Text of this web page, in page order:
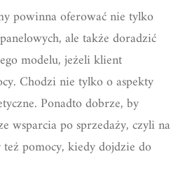
powinna oferować nie tylko
ale także doradzić
modelu, jeżeli klient
Chodzi nie tylko o aspekty
Ponadto dobrze, by
wsparcia po sprzedaży, czyli na
pomocy, kiedy dojdzie do